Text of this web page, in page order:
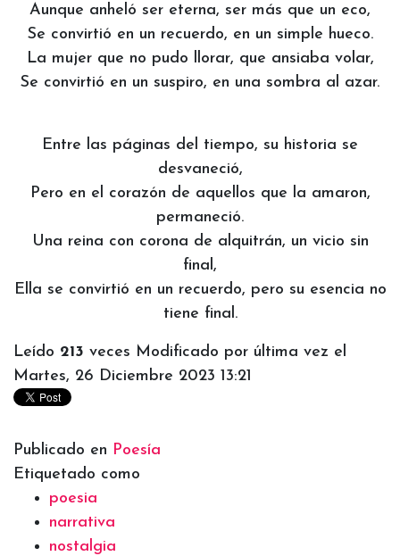
Aunque anheló ser eterna, ser más que un eco,
Se convirtió en un recuerdo, en un simple hueco.
La mujer que no pudo llorar, que ansiaba volar,
Se convirtió en un suspiro, en una sombra al azar.
Entre las páginas del tiempo, su historia se
desvaneció,
Pero en el corazón de aquellos que la amaron,
permaneció.
Una reina con corona de alquitrán, un vicio sin
final,
Ella se convirtió en un recuerdo, pero su esencia no
tiene final.
Leído 213 veces Modificado por última vez el
Martes, 26 Diciembre 2023 13:21
Publicado en Poesía
Etiquetado como
poesia
narrativa
nostalgia